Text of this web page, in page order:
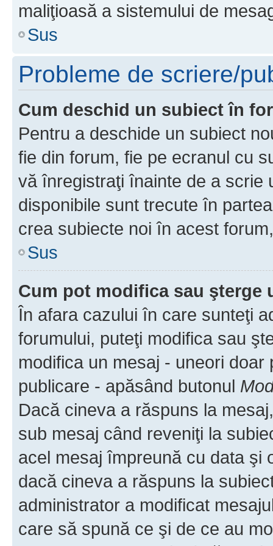
maliţioasă a sistemului de
Sus
Probleme de scriere/
Cum deschid un subiect în
Pentru a deschide un subiect
fie din forum, fie pe ecranul cu
vă înregistraţi înainte de a scrie
disponibile sunt trecute în
crea subiecte noi în acest
Sus
Cum pot modifica sau şterge
În afara cazului în care sunteţi
forumului, puteţi modifica sau
modifica un mesaj - uneori
publicare - apăsând butonul
Dacă cineva a răspuns la
sub mesaj când reveniţi la
acel mesaj împreună cu data şi
dacă cineva a răspuns la
administrator a modificat
care să spună ce şi de ce au